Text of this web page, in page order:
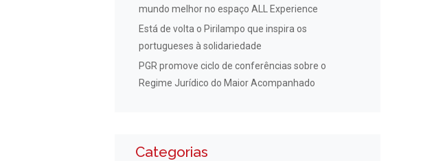
mundo melhor no espaço ALL Experience
Está de volta o Pirilampo que inspira os
portugueses à solidariedade
PGR promove ciclo de conferências sobre o
Regime Jurídico do Maior Acompanhado
Categorias